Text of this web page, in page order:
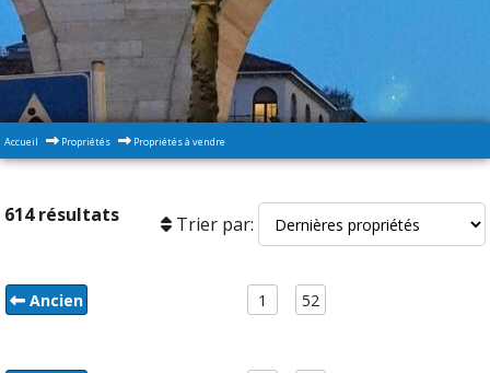
Accueil Propriétés Propriétés à vendre
614 résultats Trier par:
Ancien 1 52